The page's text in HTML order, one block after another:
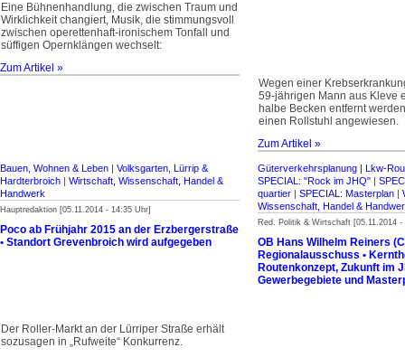
Eine Bühnenhandlung, die zwischen Traum und
Wirklichkeit changiert, Musik, die stimmungsvoll
zwischen operettenhaft-ironischem Tonfall und
süffigen Opernklängen wechselt:
Zum Artikel »
Wegen einer
59-jährigen Mann aus Kleve
halbe Becken entfernt
einen Rollstuhl angewiesen.
Zum Artikel »
Bauen, Wohnen & Leben | Volksgarten, Lürrip &
Hardterbroich | Wirtschaft, Wissenschaft, Handel &
Handwerk
Hauptredaktion [05.11.2014 - 14:35 Uhr]
Poco ab Frühjahr 2015 an der Erzbergerstraße
• Standort Grevenbroich wird aufgegeben
Der Roller-Markt an der Lürriper Straße erhält
sozusagen in „Rufweite“ Konkurrenz.
Güterverkehrsplanung | Lkw-
SPECIAL: "Rock im JHQ" |
quartier | SPECIAL: Masterplan |
Wissenschaft, Handel &
Red. Politik & Wirtschaft [05.11.2014 -
OB Hans Wilhelm Reiners
Regionalausschuss •
Routenkonzept, Zukunft im
Gewerbegebiete und